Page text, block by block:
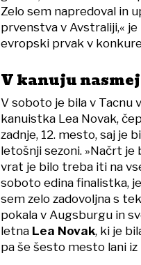
Zelo sem napredoval in
prvenstva v Avstraliji,« je
evropski prvak v
V kanuju
V soboto je bila v Tacnu
kanuistka Lea Novak,
zadnje, 12. mesto, saj je
letošnji sezoni. »Načrt
vrat je bilo treba iti na
soboto edina finalistka,
sem zelo zadovoljna s
pokala v Augsburgu in
letna Lea Novak, ki je
pa še šesto mesto lani iz